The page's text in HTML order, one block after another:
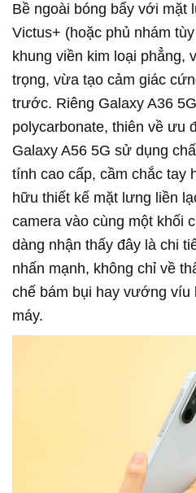
Bề ngoài bóng bẩy với mặt
Victus+ (hoặc phủ nhám
khung viền kim loại phẳng,
trọng, vừa tạo cảm giác
trước. Riêng Galaxy A36
polycarbonate, thiên về ưu
Galaxy A56 5G sử dụng
tính cao cấp, cầm chắc tay
hữu thiết kế mặt lưng liền
camera vào cùng một khối
dàng nhận thấy đây là chi
nhấn mạnh, không chỉ về
chế bám bụi hay vướng víu
máy.